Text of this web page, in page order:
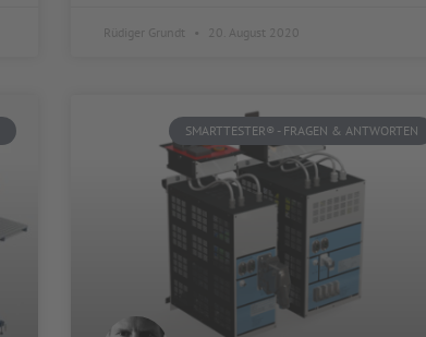
Rüdiger Grundt 20. August 2020
SMARTTESTER® - FRAGEN & ANTWORTEN